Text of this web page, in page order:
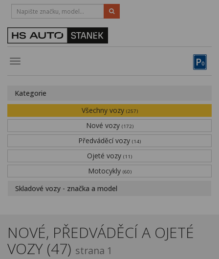
P0
Toggle
HOTLINE:
STRAKONICE-383 335 366
Obytné vozy
Financování
Novinky
Kontakty
Kategorie
Všechny vozy (257)
Nové vozy (172)
Předváděcí vozy (14)
Ojeté vozy (11)
Motocykly (60)
Skladové vozy - značka a model
NOVÉ, PŘEDVÁDĚCÍ A OJETÉ
VOZY (47) strana 1